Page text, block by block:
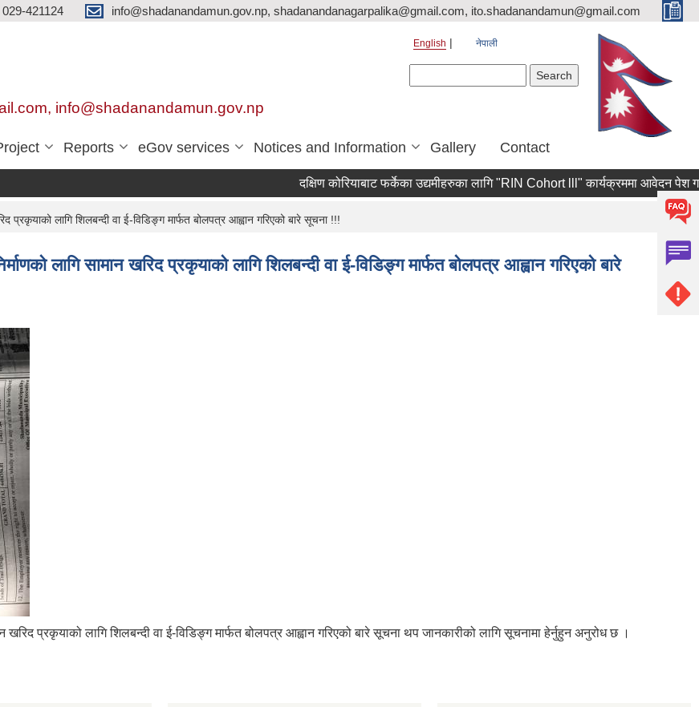
421124 info@shadanandamun.gov.np, shadanandanagarpalika@gmail.com, ito.shadanandamun@gmail.com
info@shadanandamun.gov.np
English नेपाली
Reports eGov services Notices and Information Gallery Contact
दक्षिण कोरियाबाट फर्केका उद्यमीहरुका लागि "RIN Cohort lll" कार्यक्रममा आवेदन पेश गर्ने
लागि शिलबन्दी वा ई-विडिङ्ग मार्फत बोलपत्र आह्वान गरिएको बारे सूचना !!!
लागि सामान खरिद प्रकृयाको लागि शिलबन्दी वा ई-विडिङ्ग मार्फत बोलपत्र आह्वान गरिएको बारे
प्रकृयाको लागि शिलबन्दी वा ई-विडिङ्ग मार्फत बोलपत्र आह्वान गरिएको बारे सूचना थप जानकारीको लागि सूचनामा हेर्नुहुन अनुरोध छ ।